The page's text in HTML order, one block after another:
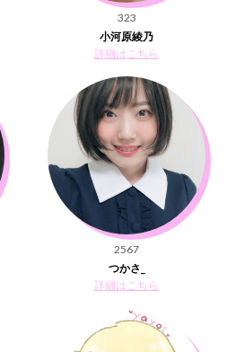
323
小河原綾乃
詳細はこちら
2567
つかさ_
詳細はこちら